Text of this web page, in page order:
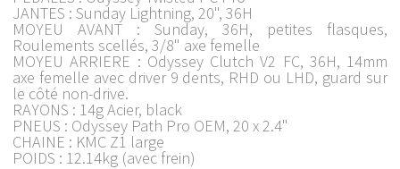
JANTES : Sunday Lightning, 20", 36H
MOYEU AVANT : Sunday, 36H, petites flasques,
Roulements scellés, 3/8" axe femelle
MOYEU ARRIERE : Odyssey Clutch V2 FC, 36H, 14mm
axe femelle avec driver 9 dents, RHD ou LHD, guard sur
le côté non-drive.
RAYONS : 14g Acier, black
PNEUS : Odyssey Path Pro OEM, 20 x 2.4"
CHAINE : KMC Z1 large
POIDS : 12.14kg (avec frein)